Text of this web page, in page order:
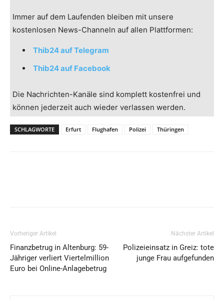
Immer auf dem Laufenden bleiben mit unsere
kostenlosen News-Channeln auf allen Plattformen:
Thib24 auf Telegram
Thib24 auf Facebook
Die Nachrichten-Kanäle sind komplett kostenfrei und
können jederzeit auch wieder verlassen werden.
SCHLAGWORTE Erfurt Flughafen Polizei Thüringen
Vorheriger Artikel
Finanzbetrug in Altenburg: 59-
Jähriger verliert Viertelmillion
Euro bei Online-Anlagebetrug
Nächster Artikel
Polizeieinsatz in Greiz: tote
junge Frau aufgefunden